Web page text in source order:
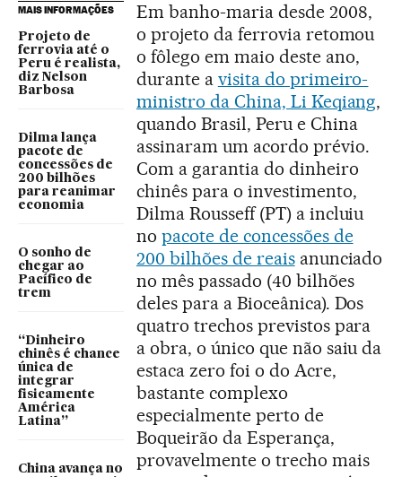
MAIS INFORMAÇÕES
Projeto de
ferrovia até o
Peru é realista,
diz Nelson
Barbosa
Dilma lança
pacote de
concessões de
200 bilhões
para reanimar
economia
O sonho de
chegar ao
Pacífico de
trem
“Dinheiro
chinês é chance
única de
integrar
fisicamente
América
Latina”
China avança no
Em banho-maria desde 2008,
o projeto da ferrovia retomou
o fôlego em maio deste ano,
durante a visita do primeiro-
ministro da China, Li Keqiang,
quando Brasil, Peru e China
assinaram um acordo prévio.
Com a garantia do dinheiro
chinês para o investimento,
Dilma Rousseff (PT) a incluiu
no pacote de concessões de
200 bilhões de reaisanunciado
no mês passado (40 bilhões
deles para a Bioceânica). Dos
quatro trechos previstos para
a obra, o único que não saiu da
estaca zero foi o do Acre,
bastante complexo
especialmente perto de
Boqueirão da Esperança,
provavelmente o trecho mais